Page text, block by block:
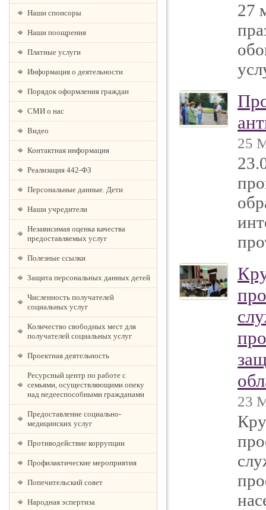
Наши спонсоры
Наши поощрения
Платные услуги
Информация о деятельности
Порядок оформления граждан
СМИ о нас
Видео
Контактная информация
Реализация 442-ФЗ
Персональные данные. Дети
Наши учредители
Независимая оценка качества
предоставляемых услуг
Полезные ссылки
Защита персональных данных детей
Численность получателей
социальных услуг
Количество свободных мест для
получателей социальных услуг
Проектная деятельность
Ресурсный центр по работе с
семьями, осуществляющими опеку
над недееспособными гражданами
Предоставление социально-
медицинских услуг
Противодействие коррупции
Профилактические мероприятия
Попечительский совет
Народная эспертиза
27
25
23